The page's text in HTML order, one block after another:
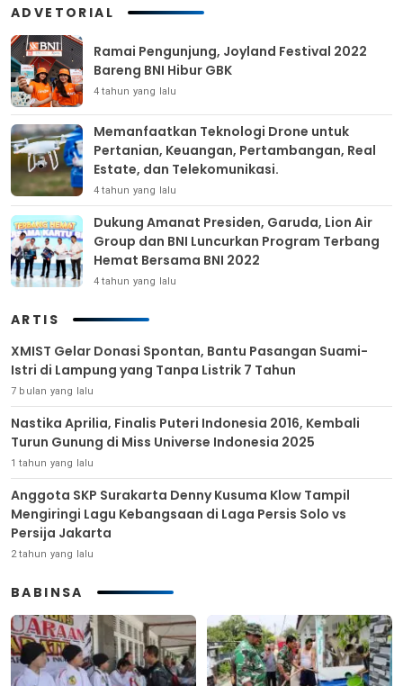
ADVETORIAL
Ramai Pengunjung, Joyland Festival 2022
Bareng BNI Hibur GBK
4 tahun yang lalu
Memanfaatkan Teknologi Drone untuk
Pertanian, Keuangan, Pertambangan, Real
Estate, dan Telekomunikasi.
4 tahun yang lalu
Dukung Amanat Presiden, Garuda, Lion Air
Group dan BNI Luncurkan Program Terbang
Hemat Bersama BNI 2022
4 tahun yang lalu
ARTIS
XMIST Gelar Donasi Spontan, Bantu Pasangan Suami-
Istri di Lampung yang Tanpa Listrik 7 Tahun
7 bulan yang lalu
Nastika Aprilia, Finalis Puteri Indonesia 2016, Kembali
Turun Gunung di Miss Universe Indonesia 2025
1 tahun yang lalu
Anggota SKP Surakarta Denny Kusuma Klow Tampil
Mengiringi Lagu Kebangsaan di Laga Persis Solo vs
Persija Jakarta
2 tahun yang lalu
BABINSA